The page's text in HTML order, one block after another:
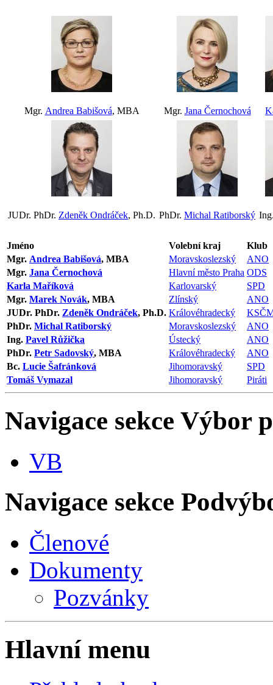
Mgr. Andrea Babišová, MBA Mgr. Jana Černochová
JUDr. PhDr. Zdeněk Ondráček, Ph.D. PhDr. Michal Ratiborský
Jméno Volební kraj
Klub
Mgr. Andrea Babišová, MBA Moravskoslezský
ANO
Mgr. Jana Černochová Hlavní město Praha ODS
Karla Maříková
Karlovarský
SPD
Mgr. Marek Novák, MBA Zlínský
ANO
JUDr. PhDr. Zdeněk Ondráček, Ph.D. Královéhradecký
PhDr. Michal Ratiborský Moravskoslezský
ANO
Ing. Pavel Růžička Ústecký
ANO
PhDr. Petr Sadovský, MBA Královéhradecký
ANO
Bc. Lucie Šafránková Jihomoravský
SPD
Tomáš Vymazal
Jihomoravský Piráti
Navigace sekce Výbor
VB
Navigace sekce
Členové
Dokumenty
Pozvánky
Hlavní menu